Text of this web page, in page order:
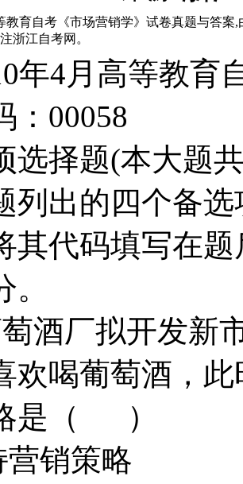
教育自考《市场营销学》试卷真题与答
浙江自考网。
年4月高等教育
：00058
选择题(本大题
列出的四个备
其代码填写在
酒厂拟开发新
欢喝葡萄酒，
是（ ）
持营销